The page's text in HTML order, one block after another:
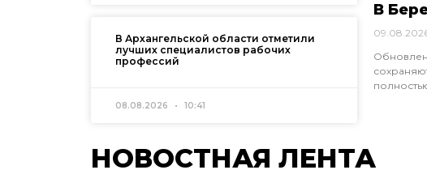
В Архангельской области отметили
лучших специалистов рабочих
профессий
08.08.2026 10:41
В
НОВОСТНАЯ ЛЕНТА